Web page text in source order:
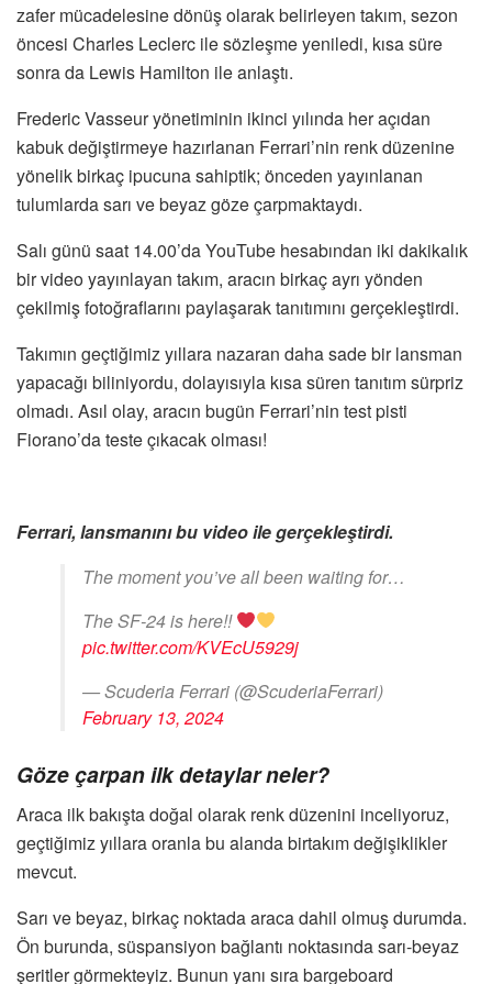
zafer mücadelesine dönüş olarak belirleyen takım, sezon
öncesi Charles Leclerc ile sözleşme yeniledi, kısa süre
sonra da Lewis Hamilton ile anlaştı.
Frederic Vasseur yönetiminin ikinci yılında her açıdan
kabuk değiştirmeye hazırlanan Ferrari’nin renk düzenine
yönelik birkaç ipucuna sahiptik; önceden yayınlanan
tulumlarda sarı ve beyaz göze çarpmaktaydı.
Salı günü saat 14.00’da YouTube hesabından iki dakikalık
bir video yayınlayan takım, aracın birkaç ayrı yönden
çekilmiş fotoğraflarını paylaşarak tanıtımını gerçekleştirdi.
Takımın geçtiğimiz yıllara nazaran daha sade bir lansman
yapacağı biliniyordu, dolayısıyla kısa süren tanıtım sürpriz
olmadı. Asıl olay, aracın bugün Ferrari’nin test pisti
Fiorano’da teste çıkacak olması!
Ferrari, lansmanını bu video ile gerçekleştirdi.
The moment you’ve all been waiting for…
The SF-24 is here!!
pic.twitter.com/KVEcU5929j
— Scuderia Ferrari (@ScuderiaFerrari)
February 13, 2024
Göze çarpan ilk detaylar neler?
Araca ilk bakışta doğal olarak renk düzenini inceliyoruz,
geçtiğimiz yıllara oranla bu alanda birtakım değişiklikler
mevcut.
Sarı ve beyaz, birkaç noktada araca dahil olmuş durumda.
Ön burunda, süspansiyon bağlantı noktasında sarı-beyaz
şeritler görmekteyiz. Bunun yanı sıra bargeboard